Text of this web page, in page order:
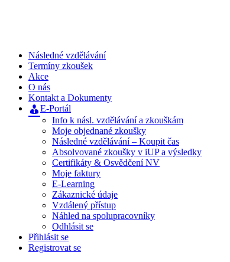
Následné vzdělávání
Termíny zkoušek
Akce
O nás
Kontakt a Dokumenty
E-Portál
Info k násl. vzdělávání a zkouškám
Moje objednané zkoušky
Následné vzdělávání – Koupit čas
Absolvované zkoušky v iUP a výsledky
Certifikáty & Osvědčení NV
Moje faktury
E-Learning
Zákaznické údaje
Vzdálený přístup
Náhled na spolupracovníky
Odhlásit se
Přihlásit se
Registrovat se